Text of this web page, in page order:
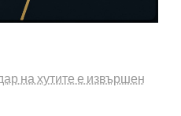
на хутите е извършен